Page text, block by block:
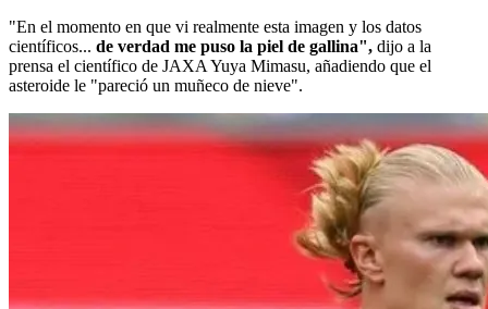
"En el momento en que vi realmente esta imagen y los datos
científicos... de verdad me puso la piel de gallina", dijo a la
prensa el científico de JAXA Yuya Mimasu, añadiendo que el
asteroide le "pareció un muñeco de nieve".